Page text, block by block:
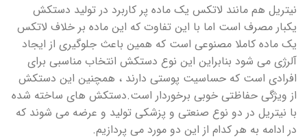
نیتریل هم مانند لاتکس یک ماده پر کاربرد در تولید دستکش
یکبار مصرف است اما با این تفاوت که این ماده بر خلاف لاتکس
یک ماده کاملا مصنوعی است که همین باعث جلوگیری از ایجاد
آلرژی می شود بنابراین این نوع دستکش انتخاب مناسبی برای
افرادی است که حساسیت پوستی دارند ، همچنین این دستکش
از ویژگی حفاظتی خوبی برخوردار است.دستکش های ساخته شده
با نیتریل در دو نوع صنعتی و پزشکی تولید و عرضه می شوند که
در ادامه به هر کدام از این دو مورد می پردازیم.